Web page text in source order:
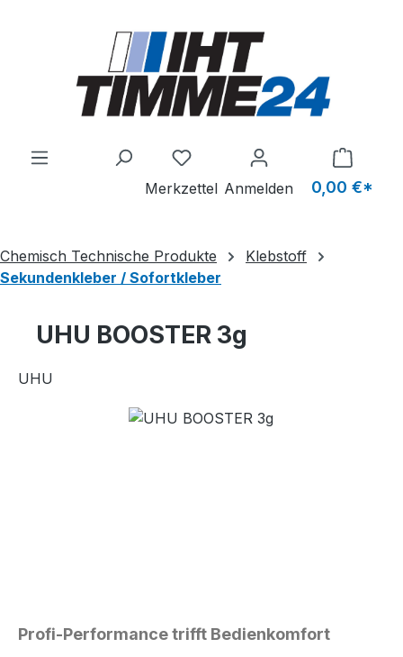
Du hast 0 Produkte auf dem
Merkzettel Anmelden 0,00 €*
Chemisch Technische Produkte
Klebstoff
Sekundenkleber / Sofortkleber
UHU BOOSTER 3g
UHU
Bildergalerie überspringen
Profi-Performance trifft Bedienkomfort